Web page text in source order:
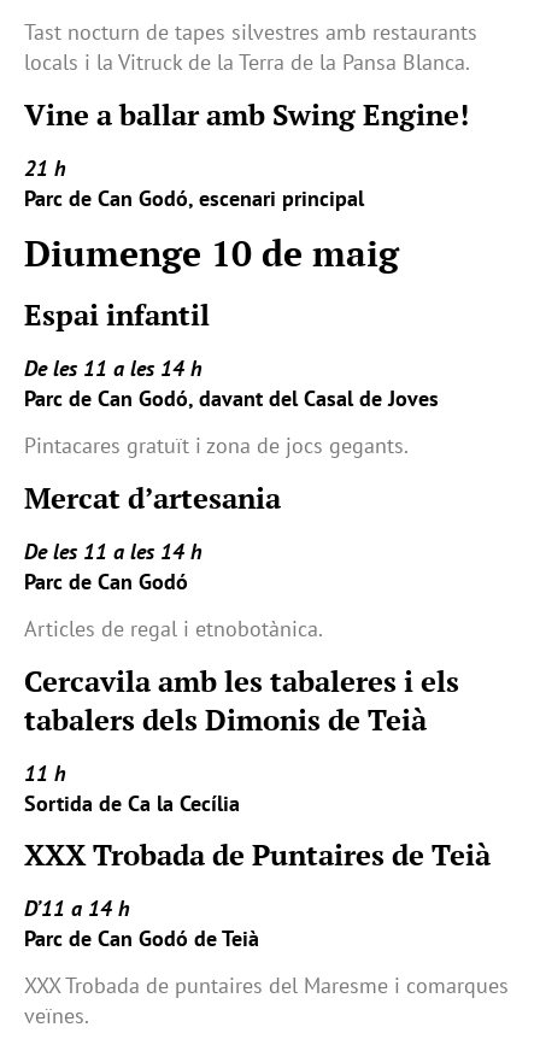
Tast nocturn de tapes silvestres amb restaurants
locals i la Vitruck de la Terra de la Pansa Blanca.
Vine a ballar amb Swing Engine!
21 h
Parc de Can Godó, escenari principal
Diumenge 10 de maig
Espai infantil
De les 11 a les 14 h
Parc de Can Godó, davant del Casal de Joves
Pintacares gratuït i zona de jocs gegants.
Mercat d’artesania
De les 11 a les 14 h
Parc de Can Godó
Articles de regal i etnobotànica.
Cercavila amb les tabaleres i els
tabalers dels Dimonis de Teià
11 h
Sortida de Ca la Cecília
XXX Trobada de Puntaires de Teià
D’11 a 14 h
Parc de Can Godó de Teià
XXX Trobada de puntaires del Maresme i comarques
veïnes.